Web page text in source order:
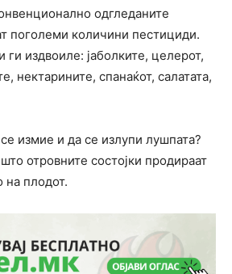
одгледаните
поголеми количини пестициди.
ги издвоиле: јаболките, целерот,
нектарините, спанаќот, салатата,
измие и да се излупи лушпата?
отровните состојки продираат
на плодот.